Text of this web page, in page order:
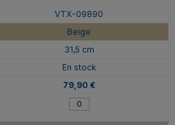
VTX-09890
Beige
31,5 cm
En stock
79,90 €